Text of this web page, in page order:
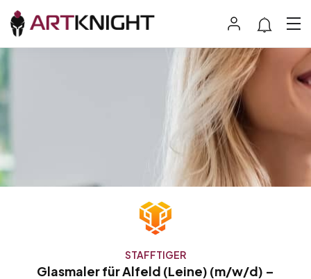
STAFFTIGER
Glasmaler für Alfeld (Leine) (m/w/d) –